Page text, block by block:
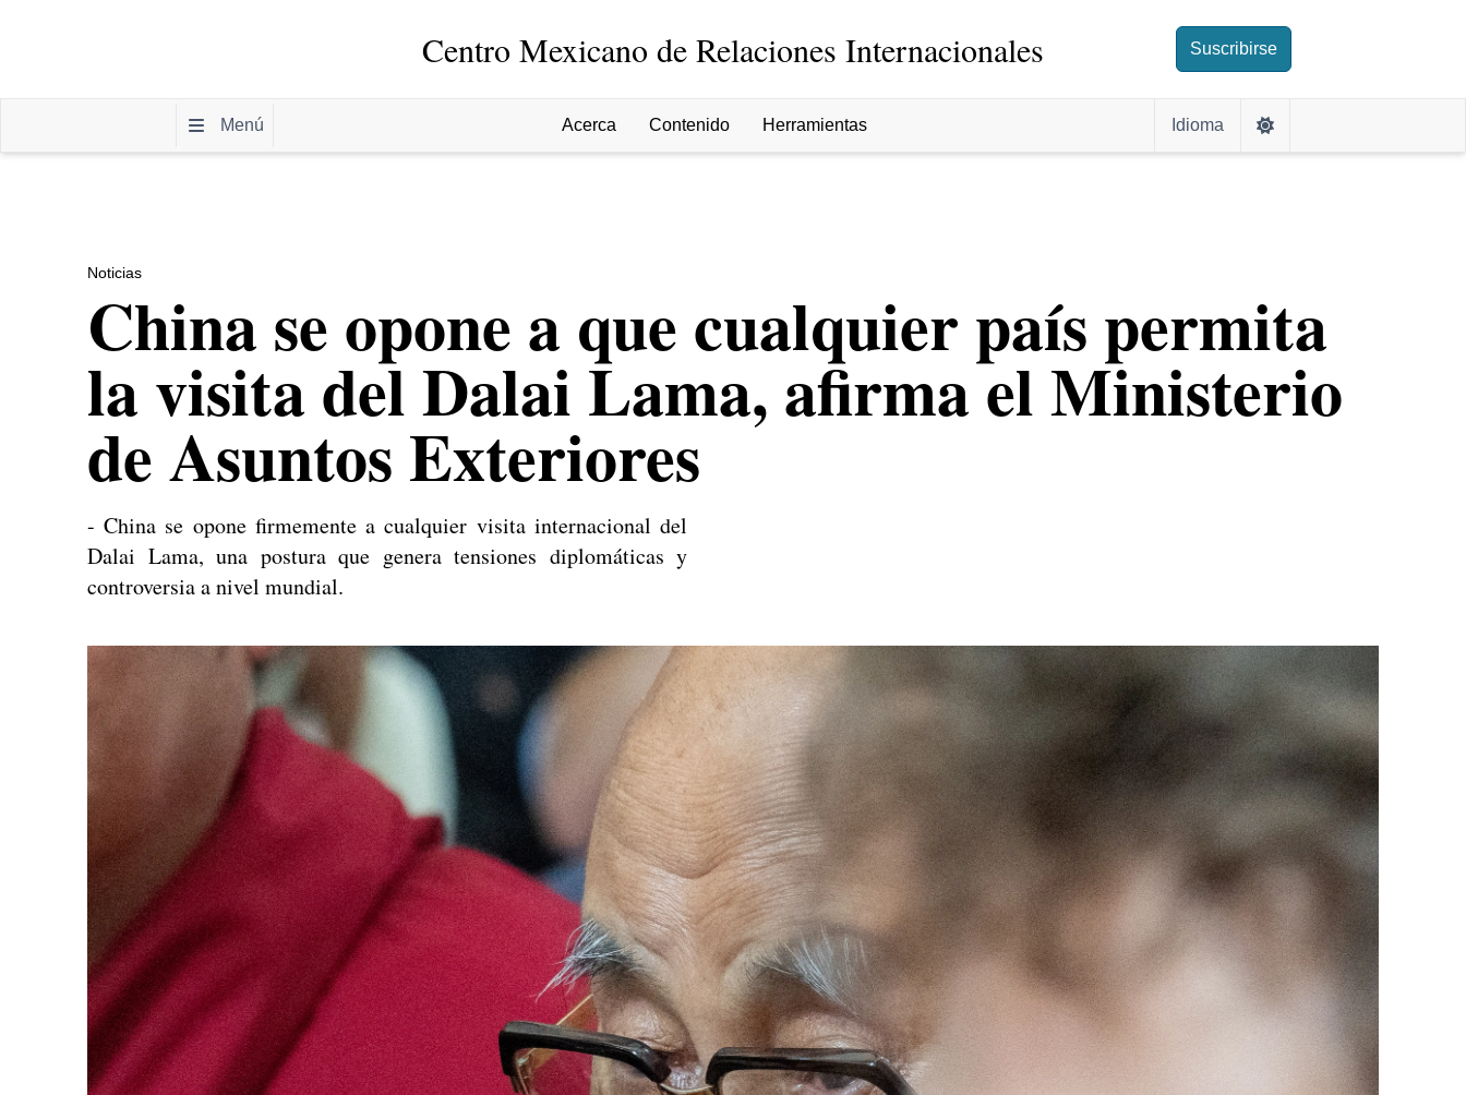
Centro Mexicano de Relaciones Internacionales Suscribirse
Menú Acerca Contenido Herramientas Idioma
Noticias
China se opone a que cualquier país permita
la visita del Dalai Lama, afirma el Ministerio
de Asuntos Exteriores
- China se opone firmemente a cualquier visita internacional del
Dalai Lama, una postura que genera tensiones diplomáticas y
controversia a nivel mundial.